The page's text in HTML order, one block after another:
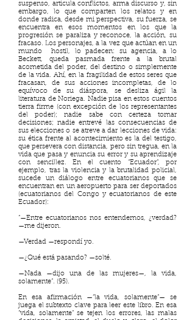
suspenso, articula conflictos, arma discurso y, sin
embargo, lo que comparten los relatos y en
donde radica, desde mi perspectiva, su fuerza, se
encuentra en esos momentos en los que la
progresión se paraliza y reconoce, la acción, su
fracaso. Los personajes, a la vez que actúan en un
mundo hostil, lo padecen: su agencia, a lo
Beckett, queda pasmada frente a la brutal
acometida del poder, del destino o simplemente
de la vida. Ahí, en la fragilidad de estos seres que
fracasan, de sus acciones incompletas, de lo
equívoco de su diáspora, se desliza ágil la
literatura de Noriega. Nadie pisa en estos cuentos
tierra firme (con excepción de los representantes
del poder); nadie sabe con certeza tomar
decisiones; nadie entrevé las consecuencias de
sus elecciones o se atreve a dar lecciones de vida:
su ética frente al acontecimiento es la del testigo,
que persevera con distancia, pero sin tregua, en la
vida que pasa y enuncia su error y su aprendizaje
con sencillez. En el cuento “Ecuador”, por
ejemplo, tras la violencia y la brutalidad policial,
sucede un diálogo entre ecuatorianos que se
encuentran en un aeropuerto para ser deportados
(ecuatorianos del Congo y ecuatorianos de este
Ecuador):
“—Entre ecuatorianos nos entendemos, ¿verdad?
—me dijeron.
—Verdad —respondí yo.
—¿Qué está pasando? —solté.
—Nada —dijo una de las mujeres—, la vida,
solamente”. (95).
En esa afirmación —“la vida, solamente”— se
juega el subtexto clave para leer este libro. En esa
“vida, solamente” se tejen los errores, las malas